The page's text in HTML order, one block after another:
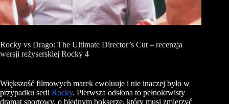
Rocky vs Drago: The Ultimate Director’s Cut – recenzja
wersji reżyserskiej Rocky 4
Większość filmowych marek ewoluuje i nie inaczej było w
przypadku serii Rocky. Pierwsza odsłona to pełnokrwisty
dramat sportowy, o biednym bokserze, który musi zmierzyć